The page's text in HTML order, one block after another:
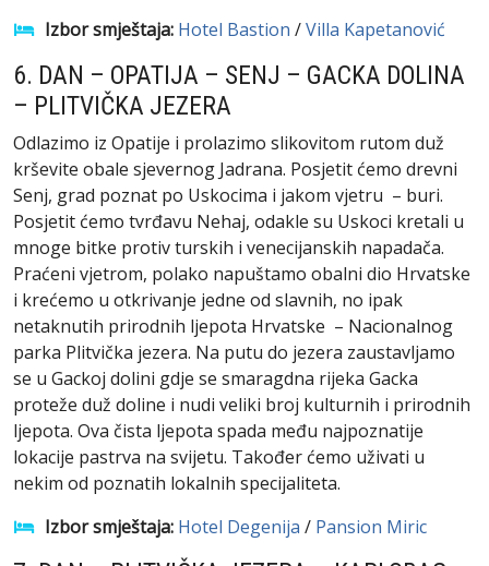
Izbor smještaja: Hotel Bastion /Villa Kapetanović
6. DAN – OPATIJA – SENJ – GACKA DOLINA
– PLITVIČKA JEZERA
Odlazimo iz Opatije i prolazimo slikovitom rutom duž
krševite obale sjevernog Jadrana. Posjetit ćemo drevni
Senj, grad poznat po Uskocima i jakom vjetru – buri.
Posjetit ćemo tvrđavu Nehaj, odakle su Uskoci kretali u
mnoge bitke protiv turskih i venecijanskih napadača.
Praćeni vjetrom, polako napuštamo obalni dio Hrvatske
i krećemo u otkrivanje jedne od slavnih, no ipak
netaknutih prirodnih ljepota Hrvatske – Nacionalnog
parka Plitvička jezera. Na putu do jezera zaustavljamo
se u Gackoj dolini gdje se smaragdna rijeka Gacka
proteže duž doline i nudi veliki broj kulturnih i prirodnih
ljepota. Ova čista ljepota spada među najpoznatije
lokacije pastrva na svijetu. Također ćemo uživati ​​u
nekim od poznatih lokalnih specijaliteta.
Izbor smještaja: Hotel Degenija / Pansion Miric